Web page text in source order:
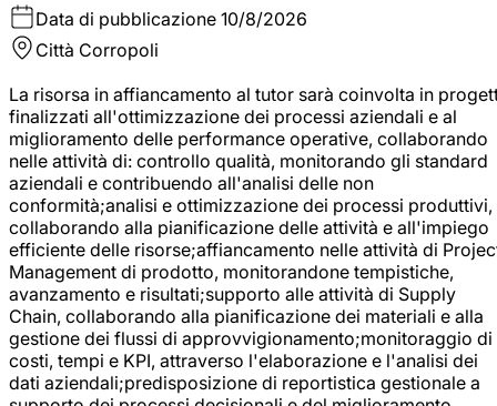
Data di pubblicazione 10/8/2026
Città Corropoli
La risorsa in affiancamento al tutor sarà coinvolta in
finalizzati all'ottimizzazione dei processi aziendali e al
miglioramento delle performance operative, collaborando
nelle attività di: controllo qualità, monitorando gli standard
aziendali e contribuendo all'analisi delle non
conformità;analisi e ottimizzazione dei processi produttivi,
collaborando alla pianificazione delle attività e all'impiego
efficiente delle risorse;affiancamento nelle attività di
Management di prodotto, monitorandone tempistiche,
avanzamento e risultati;supporto alle attività di Supply
Chain, collaborando alla pianificazione dei materiali e alla
gestione dei flussi di approvvigionamento;monitoraggio di
costi, tempi e KPI, attraverso l'elaborazione e l'analisi dei
dati aziendali;predisposizione di reportistica gestionale a